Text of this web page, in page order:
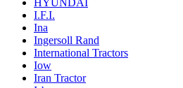
HYUNDAI
I.F.I.
Ina
Ingersoll Rand
International Tractors
Iow
Iran Tractor